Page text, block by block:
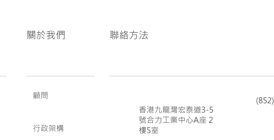
關於我們 聯絡方法
顧問
行政架構
香港九龍灣宏泰道3-5
號合力工業中心A座 2
樓5室